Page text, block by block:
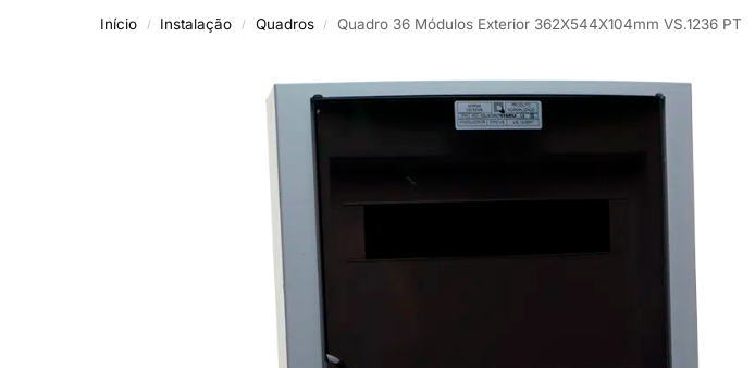
Início / Instalação / Quadros / Quadro 36 Módulos Exterior 362X544X104mm VS.1236 PT